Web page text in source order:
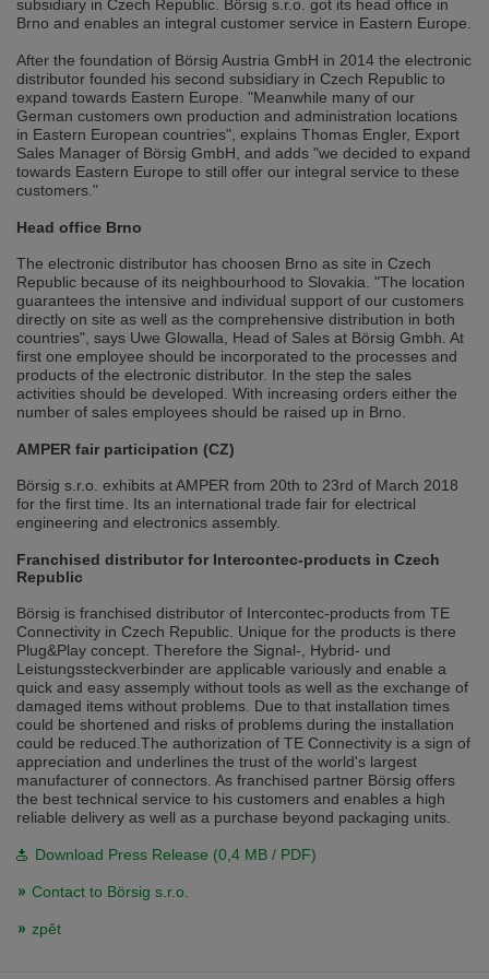
selected one. This website is also available in German. Would you like to
switch to the German version?
Switch to German version Stay on this version
Wir haben erkannt, dass ihr Browser eine andere Sprache als die derzeit
angezeigte bevorzugt. Diese Webseite ist auch auf Deutsch verfügbar.
Möchten Sie zur Deutschen Version wechseln?
Zur deutschen Version wechseln Auf dieser Version bleiben
We have detected, that your browser prefers another language than the
switch to the Czech version?
Switch to Czech version Stay on this version
Zdá se, že Váš prohlížeč je v jiném jazyce, než jaký je momentálně používán.
Tato stránka je k dispozici i v češtině. Chcete přepnout na českou verzi?
Přepnout na českou verzi Zůstaňte v této verzi
Váš prohlížeč se zdá být v jiném jazyce, než je právě používaný jazyk. Tato
Přepněte na německou verzi Zůstaňte v této verzi
Wir haben erkannt, dass ihr Browser eine andere Sprache als die derzeit
angezeigte bevorzugt. Diese Webseite ist auch auf Deutsch verfügbar.
Möchten Sie zur Deutschen Version wechseln?
Zur deutschen Version wechseln Auf dieser Version bleiben
Váš prohlížeč se zdá být v jiném jazyce, než je právě používaný jazyk. Tato
stránka je k dispozici také v angličtině. Přejete si přepnout na anglickou
verzi?
Přepněte na anglickou verzi Zůstaňte v této verzi
We have detected, that your browser prefers another language than the
selected one. This website is also available in English. Would you like to
switch to the English version?
Switch to English version Stay on this version
subsidiary in Czech Republic. Börsig s.r.o. got its head office in
Brno and enables an integral customer service in Eastern Europe.
After the foundation of Börsig Austria GmbH in 2014 the electronic
distributor founded his second subsidiary in Czech Republic to
expand towards Eastern Europe. "Meanwhile many of our
German customers own production and administration locations
in Eastern European countries", explains Thomas Engler, Export
Sales Manager of Börsig GmbH, and adds "we decided to expand
towards Eastern Europe to still offer our integral service to these
customers."
Head office Brno
The electronic distributor has choosen Brno as site in Czech
Republic because of its neighbourhood to Slovakia. "The location
guarantees the intensive and individual support of our customers
directly on site as well as the comprehensive distribution in both
countries", says Uwe Glowalla, Head of Sales at Börsig Gmbh. At
first one employee should be incorporated to the processes and
products of the electronic distributor. In the step the sales
activities should be developed. With increasing orders either the
number of sales employees should be raised up in Brno.
AMPER fair participation (CZ)
Börsig s.r.o. exhibits at AMPER from 20th to 23rd of March 2018
for the first time. Its an international trade fair for electrical
engineering and electronics assembly.
Franchised distributor for Intercontec-products in Czech
Republic
Börsig is franchised distributor of Intercontec-products from TE
Connectivity in Czech Republic. Unique for the products is there
Plug&Play concept. Therefore the Signal-, Hybrid- und
Leistungssteckverbinder are applicable variously and enable a
quick and easy assemply without tools as well as the exchange of
damaged items without problems. Due to that installation times
could be shortened and risks of problems during the installation
could be reduced.The authorization of TE Connectivity is a sign of
appreciation and underlines the trust of the world's largest
manufacturer of connectors. As franchised partner Börsig offers
the best technical service to his customers and enables a high
reliable delivery as well as a purchase beyond packaging units.
Download Press Release (0,4 MB / PDF)
Contact to Börsig s.r.o.
zpět